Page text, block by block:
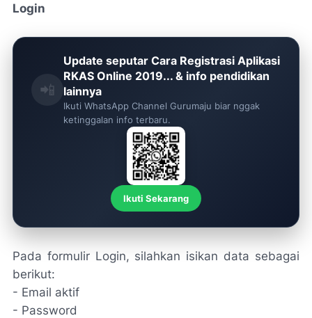
Login
📲
Update seputar Cara Registrasi Aplikasi
RKAS Online 2019... & info pendidikan
lainnya
Ikuti WhatsApp Channel Gurumaju biar nggak
ketinggalan info terbaru.
Ikuti Sekarang
Pada formulir Login, silahkan isikan data sebagai
berikut:
- Email aktif
- Password